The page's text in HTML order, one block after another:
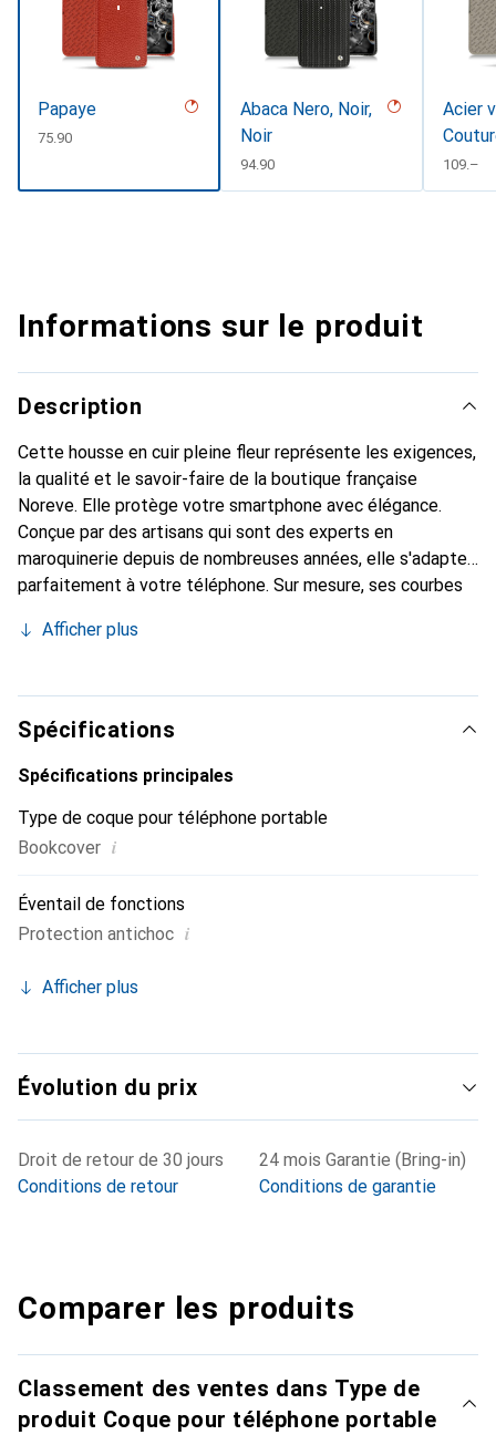
Papaye
CHF
75.90
Abaca Nero, Noir,
Noir
CHF
94.90
Acier
CHF
109.–
Informations sur le produit
Description
Cette housse en cuir pleine fleur représente les exigences,
la qualité et le savoir-faire de la boutique française
Noreve. Elle protège votre smartphone avec élégance.
Conçue par des artisans qui sont des experts en
maroquinerie depuis de nombreuses années, elle s'adapte
parfaitement à votre téléphone. Sur mesure, ses courbes
devient l'accessoire chic et indispensable de votre
produits de haute qualité, la marque Noreve est un choix
sûr pour une clientèle exigeante.
Afficher plus
Spécifications
Spécifications principales
Type de coque pour téléphone portable
Bookcover i
Éventail de fonctions
Protection antichoc i
Afficher plus
Évolution du prix
Droit de retour de 30 jours
Conditions de retour
24 mois Garantie (Bring-in)
Conditions de garantie
Comparer les produits
Classement des ventes dans Type de
produit Coque pour téléphone portable